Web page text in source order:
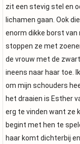
zit een stevig stel en
lichamen gaan. Ook
enorm dikke borst van
stoppen ze met
de vrouw met de
ineens naar haar toe.
om mijn schouders
het draaien is Esther
erg te vinden want ze
begint met hen te
haar komt dichterbij